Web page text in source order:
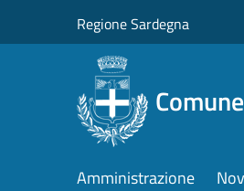
Regione Sardegna
Amministrazione